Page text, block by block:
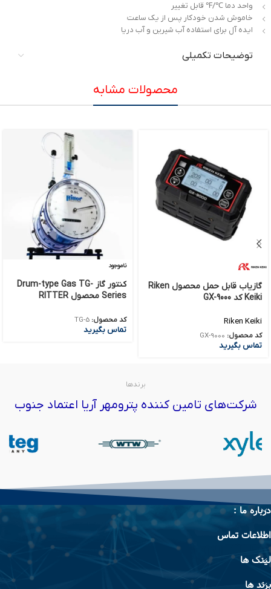
واحد دما ℃/℉ قابل تغییر
خاموش شدن خودکار پس از یک ساعت
ایده آل برای استفاده آب شیرین و آب دریا
توضیحات تکمیلی
محصولات مشابه
گازیاب قابل حمل محصول Riken
Keiki کد GX-9000
Riken Keiki
کد محصول: GX-9000
تماس بگیرید
ناموجود
کنتور گاز Drum-type Gas TG-
Series محصول RITTER
کد محصول: TG-5
تماس بگیرید
برندها
شرکت‌های تامین کننده پترومهر آریا اعتماد جنوب
درباره ما :
اطلاعات تماس
لینک ها
برند ها